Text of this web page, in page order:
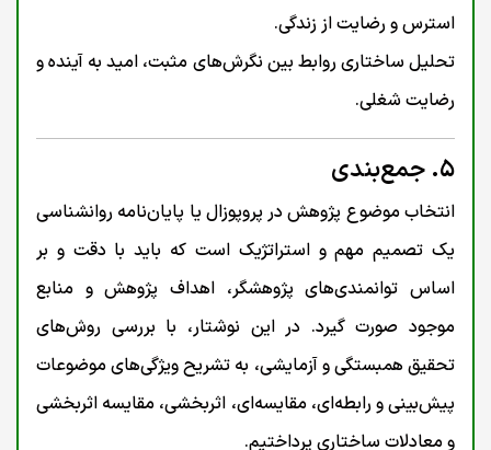
استرس و رضایت از زندگی.
تحلیل ساختاری روابط بین نگرش‌های مثبت، امید به آینده و
رضایت شغلی.
۵. جمع‌بندی
انتخاب موضوع پژوهش در پروپوزال یا پایان‌نامه روانشناسی
یک تصمیم مهم و استراتژیک است که باید با دقت و بر
اساس توانمندی‌های پژوهشگر، اهداف پژوهش و منابع
موجود صورت گیرد. در این نوشتار، با بررسی روش‌های
تحقیق همبستگی و آزمایشی، به تشریح ویژگی‌های موضوعات
پیش‌بینی و رابطه‌ای، مقایسه‌ای، اثربخشی، مقایسه اثربخشی
و معادلات ساختاری پرداختیم.